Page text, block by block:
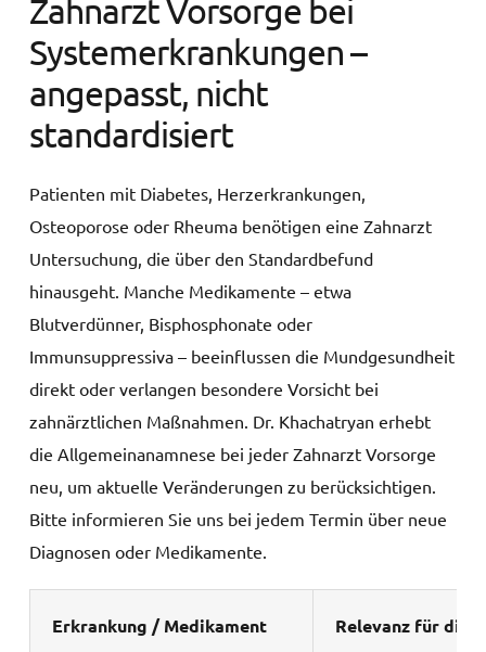
Zahnarzt Vorsorge bei
Systemerkrankungen –
angepasst, nicht
standardisiert
Patienten mit Diabetes, Herzerkrankungen,
Osteoporose oder Rheuma benötigen eine Zahnarzt
Untersuchung, die über den Standardbefund
hinausgeht. Manche Medikamente – etwa
Blutverdünner, Bisphosphonate oder
Immunsuppressiva – beeinflussen die Mundgesundheit
direkt oder verlangen besondere Vorsicht bei
zahnärztlichen Maßnahmen. Dr. Khachatryan erhebt
die Allgemeinanamnese bei jeder Zahnarzt Vorsorge
neu, um aktuelle Veränderungen zu berücksichtigen.
Bitte informieren Sie uns bei jedem Termin über neue
Diagnosen oder Medikamente.
Erkrankung / Medikament Relevanz für die